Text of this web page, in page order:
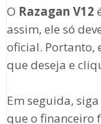
O Razagan V12
assim, ele só
oficial. Portanto,
que deseja e
Em seguida,
que o financeiro